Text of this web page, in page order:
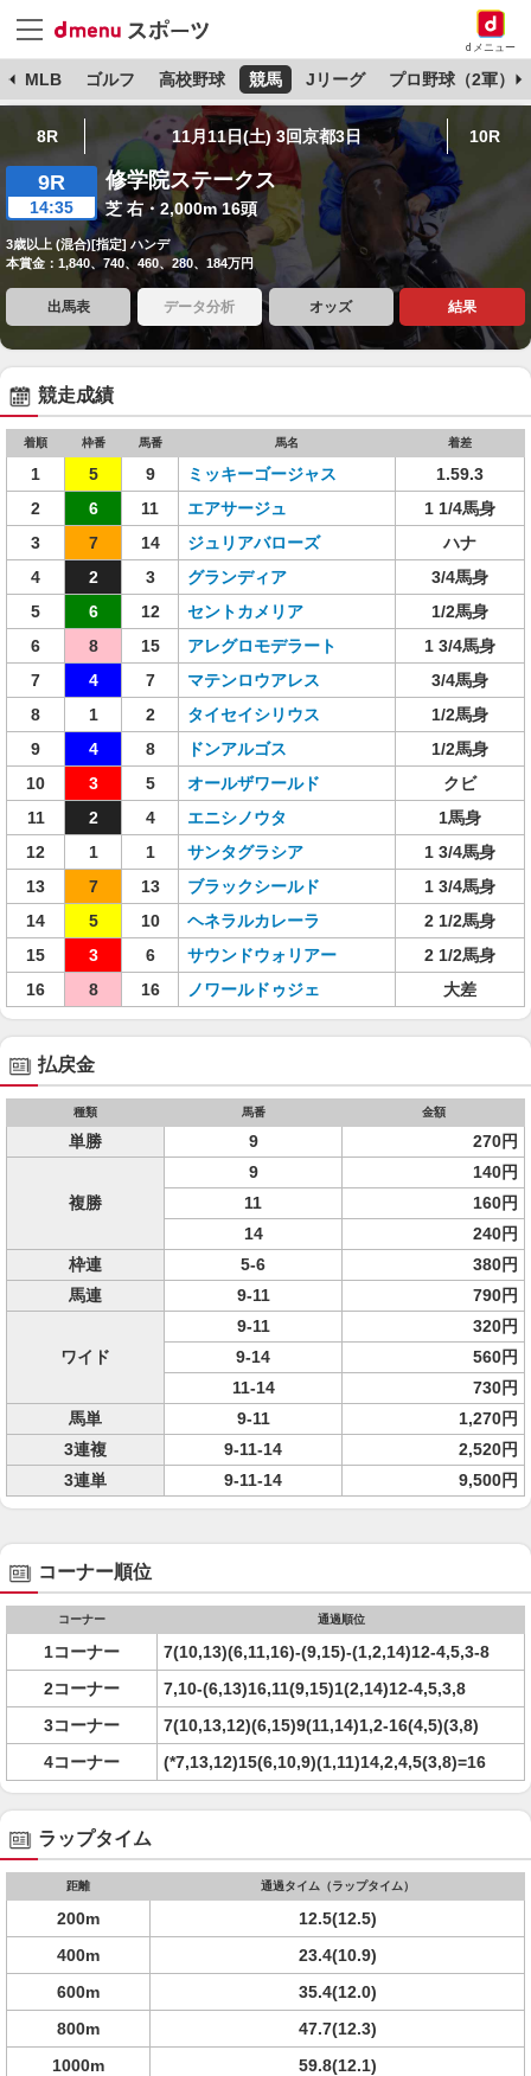
dメニュー
MLB ゴルフ 高校野球 競馬 Jリーグ プロ野球（2軍）
8R 11月11日(土) 3回京都3日 10R
9R
14:35
修学院ステークス
芝 右・2,000m 16頭
3歳以上 (混合)[指定] ハンデ
本賞金：1,840、740、460、280、184万円
出馬表 データ分析 オッズ 結果
競走成績
着順 枠番 馬番 馬名 着差
1 5 9 ミッキーゴージャス
1.59.3
2
6 11 エアサージュ
1 1/4馬身
3
7 14 ジュリアバローズ
ハナ
4
2 3 グランディア
3/4馬身
5
6 12 セントカメリア
1/2馬身
6
8 15 アレグロモデラート
1 3/4馬身
7
4 7 マテンロウアレス
3/4馬身
8
1 2 タイセイシリウス
1/2馬身
9
4 8 ドンアルゴス
1/2馬身
10
3 5 オールザワールド
クビ
11
2 4 エニシノウタ
1馬身
12
1 1 サンタグラシア
1 3/4馬身
13
7 13 ブラックシールド
1 3/4馬身
14
5 10 ヘネラルカレーラ
2 1/2馬身
15
3 6 サウンドウォリアー
2 1/2馬身
16
8 16 ノワールドゥジェ 大差
払戻金
種類 馬番 金額
単勝 9 270円
複勝
9
140円
11
160円
14
240円
枠連
5-6
380円
馬連
9-11 790円
ワイド
9-11
320円
9-14
560円
11-14
730円
馬単
9-11
1,270円
3連複
9-11-14
2,520円
3連単
9-11-14 9,500円
コーナー順位
コーナー 通過順位
1コーナー
7(10,13)(6,11,16)-(9,15)-(1,2,14)12-4,5,3-8
2コーナー
7,10-(6,13)16,11(9,15)1(2,14)12-4,5,3,8
3コーナー
7(10,13,12)(6,15)9(11,14)1,2-16(4,5)(3,8)
4コーナー
(*7,13,12)15(6,10,9)(1,11)14,2,4,5(3,8)=16
ラップタイム
距離 通過タイム（ラップタイム）
200m
12.5(12.5)
400m
23.4(10.9)
600m
35.4(12.0)
800m
47.7(12.3)
1000m
59.8(12.1)